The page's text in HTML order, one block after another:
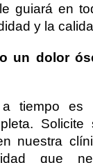
guiará en
y la
un dolor
a tiempo es
nuestra
que